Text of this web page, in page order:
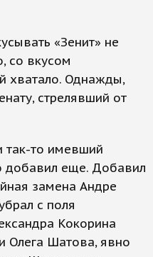
«Зенит» не
со вкусом
хватало. Однажды,
стрелявший от
так-то имевший
добавил еще. Добавил
замена Андре
с поля
Кокорина
Олега Шатова, явно